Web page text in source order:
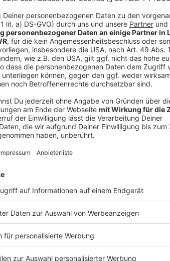
Deutschen Telekom ist zum City- bzw.
nach dem vom Teilnehmer genutzten
Bei 0180 5 Tarifierung kostet der Anruf 14cent/
Verbindungskosten kommen erst ab dem
Teilnehmers entgegengenommen (ggf. durch
Teilnehmer ein Besetztzeichen oder einen
Bitte kontrollieren Sie Ihr Telefonverhalten, um
6. Gewinn
Bei Sachpreisen ist eine Barauszahlung des
ausgeschlossen. Der Gewinnanspruch ist nicht
Gewinne, die von Kooperationspartnern bzw.
Gewinnspielanbieter nur in deren Namen an.
verantwortlich für die rechtzeitige und
Sach- bzw. Rechtsmängel oder für die
daraus resultierenden Folgen für das
Der in der Gewinnspielbeschreibung
mündlich präsentierte Gewinn ist nicht